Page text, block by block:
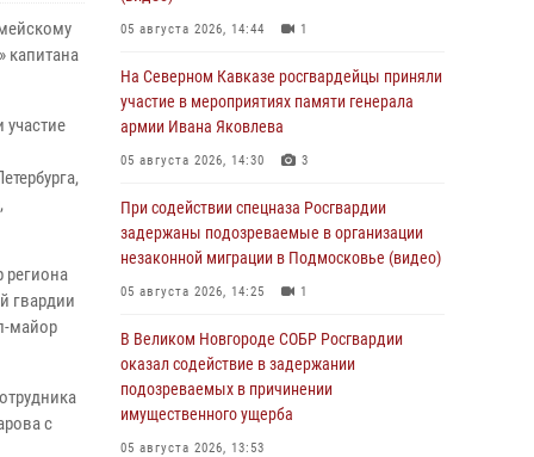
капитана
региона
гвардии
майор
с
05 августа 2026, 14:44 1
На Северном Кавказе росгвардейцы приняли
участие в мероприятиях памяти генерала
армии Ивана Яковлева
05 августа 2026, 14:30 3
При содействии спецназа Росгвардии
задержаны подозреваемые в организации
незаконной миграции в Подмосковье (видео)
05 августа 2026, 14:25 1
В Великом Новгороде СОБР Росгвардии
оказал содействие в задержании
подозреваемых в причинении
имущественного ущерба
05 августа 2026, 13:53